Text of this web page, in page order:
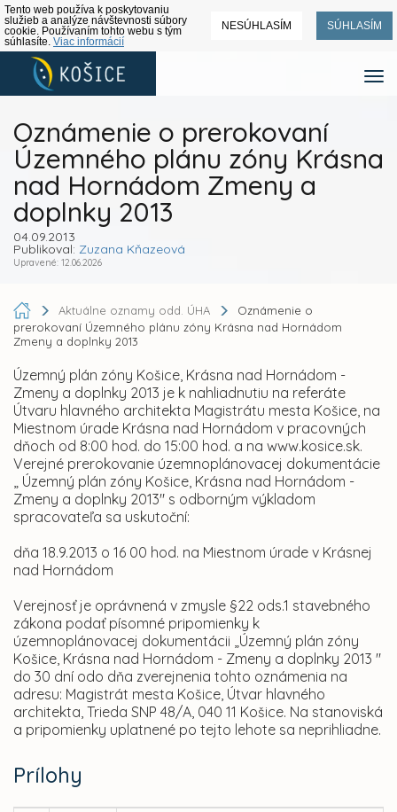
Tento web používa k poskytovaniu
služieb a analýze návštevnosti súbory
cookie. Používaním tohto webu s tým
súhlasíte. Viac informácií
NESÚHLASÍM SÚHLASÍM
Oznámenie o prerokovaní
Územného plánu zóny Krásna
nad Hornádom Zmeny a
doplnky 2013
04.09.2013
Publikoval: Zuzana Kňazeová
Upravené: 12.06.2026
Aktuálne oznamy odd. ÚHA
Oznámenie o
prerokovaní Územného plánu zóny Krásna nad Hornádom
Zmeny a doplnky 2013
Územný plán zóny Košice, Krásna nad Hornádom -
Zmeny a doplnky 2013 je k nahliadnutiu na referáte
Útvaru hlavného architekta Magistrátu mesta Košice, na
Miestnom úrade Krásna nad Hornádom v pracovných
dňoch od 8:00 hod. do 15:00 hod. a na www.kosice.sk.
Verejné prerokovanie územnoplánovacej dokumentácie
„ Územný plán zóny Košice, Krásna nad Hornádom -
Zmeny a doplnky 2013" s odborným výkladom
spracovateľa sa uskutoční:
dňa 18.9.2013 o 16 00 hod. na Miestnom úrade v Krásnej
nad Hornádom
Verejnosť je oprávnená v zmysle §22 ods.1 stavebného
zákona podať písomné pripomienky k
územnoplánovacej dokumentácii „Územný plán zóny
Košice, Krásna nad Hornádom - Zmeny a doplnky 2013 "
do 30 dní odo dňa zverejnenia tohto oznámenia na
adresu: Magistrát mesta Košice, Útvar hlavného
architekta, Trieda SNP 48/A, 040 11 Košice. Na stanoviská
a pripomienky uplatnené po tejto lehote sa neprihliadne.
Prílohy